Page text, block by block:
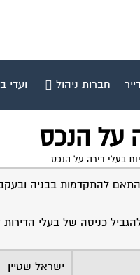
חברות ניהול ועדי
על הנכס
בעלי דירה על הנכס
להתקדמות בבניה
כניסה של בעלי
ישראל שטיין